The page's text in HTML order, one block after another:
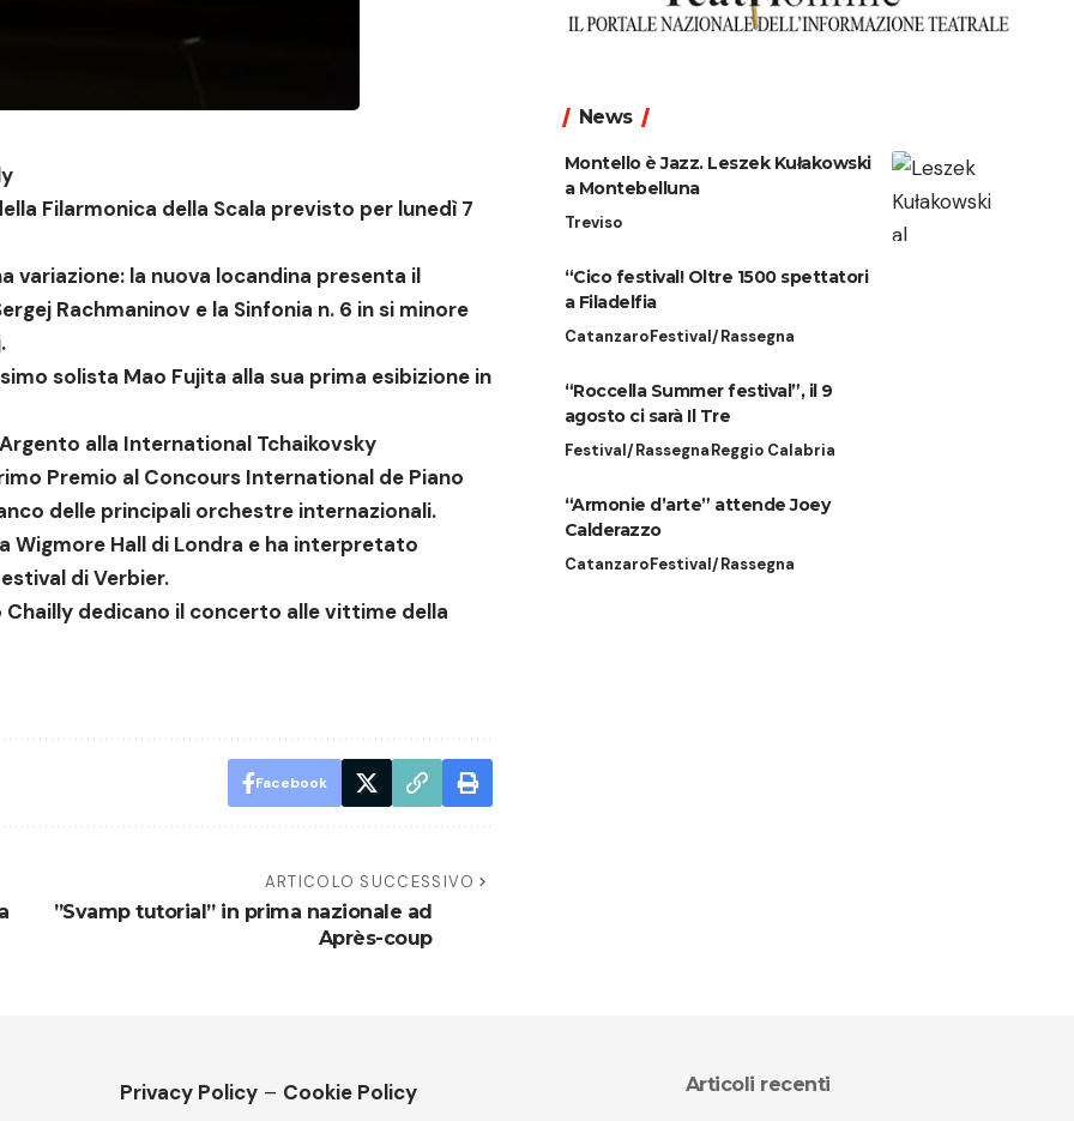
Filarmonica della Scala previsto per lunedì 7
variazione: la nuova locandina presenta il
Rachmaninov e la Sinfonia n. 6 in si minore
solista Mao Fujita alla sua prima esibizione in
alla International Tchaikovsky
Premio al Concours International de Piano
delle principali orchestre internazionali.
Wigmore Hall di Londra e ha interpretato
di Verbier.
Chailly dedicano il concerto alle vittime della
Facebook
ARTICOLO SUCCESSIVO
”Svamp tutorial” in prima nazionale ad
Après-coup
News
Montello è Jazz. Leszek Kułakowski
a Montebelluna
Treviso
“Cico festival! Oltre 1500 spettatori
a Filadelfia
CatanzaroFestival/Rassegna
“Roccella Summer festival”, il 9
agosto ci sarà Il Tre
Festival/RassegnaReggio Calabria
“Armonie d’arte” attende Joey
Calderazzo
CatanzaroFestival/Rassegna
Privacy Policy – Cookie Policy Articoli recenti